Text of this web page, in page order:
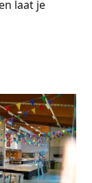
laat je